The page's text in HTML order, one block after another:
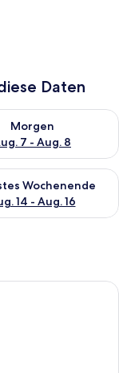
Daten
Aug. 6 - Aug. 7.
Morgen
7 - Aug. 8
die Verfügbarkeit
Aug. 7
Wochenende
14 - Aug. 16
die Verfügbarkeit
mit zwei Betten,